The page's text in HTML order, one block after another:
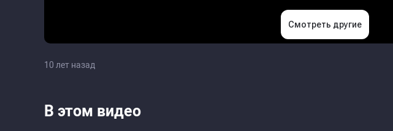
10 лет назад
В этом видео